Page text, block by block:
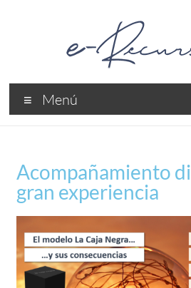
Menú
Acompañamiento
gran experiencia